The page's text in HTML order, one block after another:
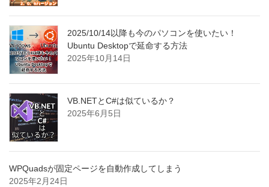
2025/10/14以降も今のパソコンを使いたい！
Ubuntu Desktopで延命する方法
2025年10月14日
VB.NETとC#は似ているか？
2025年6月5日
WPQuadsが固定ページを自動作成してしまう
2025年2月24日